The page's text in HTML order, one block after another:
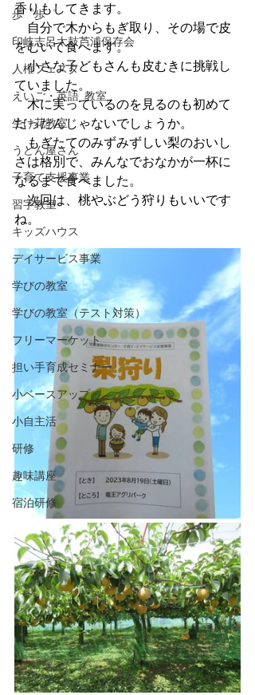
歩゜歩゜
印岐志呂太鼓芦浦保存会
人権フェスタ
えいご・英語_教室
生け花教室
うどん屋さん
子育て支援事業
習字教室
キッズハウス
デイサービス事業
学びの教室
学びの教室（テスト対策）
フリーマーケット
担い手育成セミナー
小ベースアップ
小自主活
研修
趣味講座
宿泊研修
香りもしてきます。
自分で木からもぎ取り、その場で皮
をむいて食べます。
小さな子どもさんも皮むきに挑戦し
ていました。
木に実っているのを見るのも初めて
だったんじゃないでしょうか。
もぎたてのみずみずしい梨のおいし
さは格別で、みんなでおなかが一杯に
なるまで食べました。
次回は、桃やぶどう狩りもいいです
ね。